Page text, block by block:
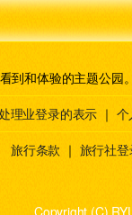
到和体验的主题公园
理业登录的表示 ｜
旅行条款 ｜ 旅行社
Copyright (C)